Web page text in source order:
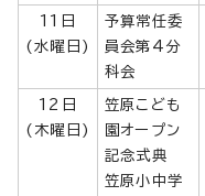
11日
(水曜日)
予算常任委
員会第4分
科会
12日
(木曜日)
笠原こども
園オープン
記念式典
笠原小中学